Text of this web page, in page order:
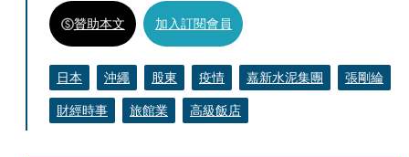
贊助本文 加入訂閱會員
日本 沖繩 股東 疫情 嘉新水泥集團
張剛綸
財經時事
旅館業 高級飯店